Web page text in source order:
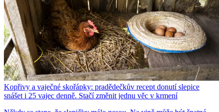
Kopřivy a vaječné skořápky: pradědečkův recept donutí slepice
snášet i 25 vajec denně. Stačí změnit jednu věc v krmení